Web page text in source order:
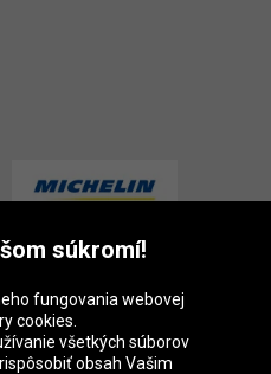
súkromí!
fungovania webovej
cookies.
všetkých súborov
obsah Vašim